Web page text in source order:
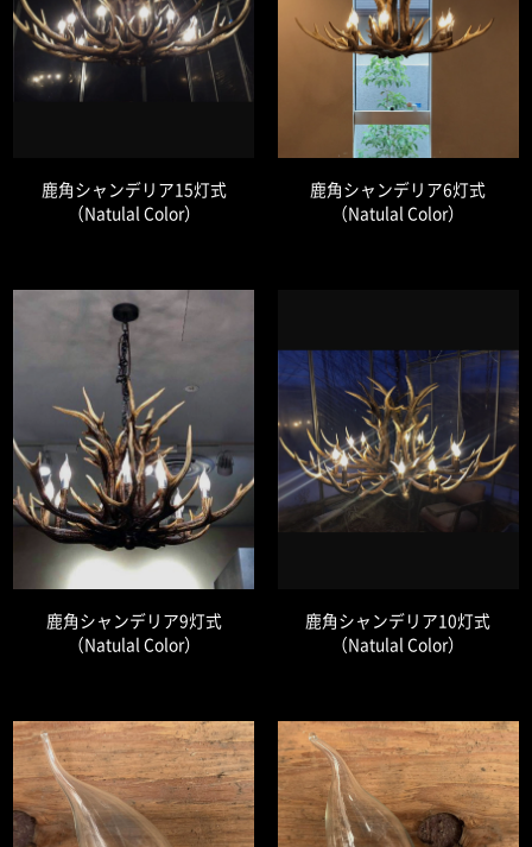
鹿角シャンデリア15灯式
（Natulal Color）
鹿角シャンデリア6灯式
（Natulal Color）
鹿角シャンデリア9灯式
（Natulal Color）
鹿角シャンデリア10灯式
（Natulal Color）